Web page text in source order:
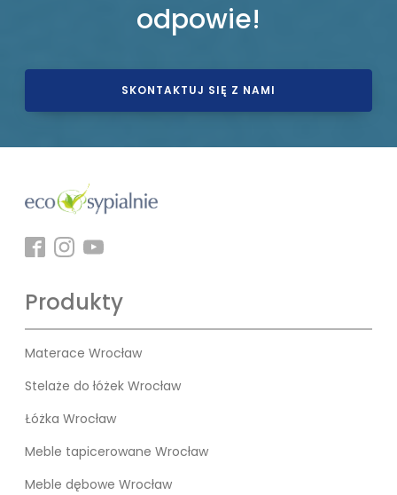
odpowie!
SKONTAKTUJ SIĘ Z NAMI
Produkty
Materace Wrocław
Stelaże do łóżek Wrocław
Łóżka Wrocław
Meble tapicerowane Wrocław
Meble dębowe Wrocław